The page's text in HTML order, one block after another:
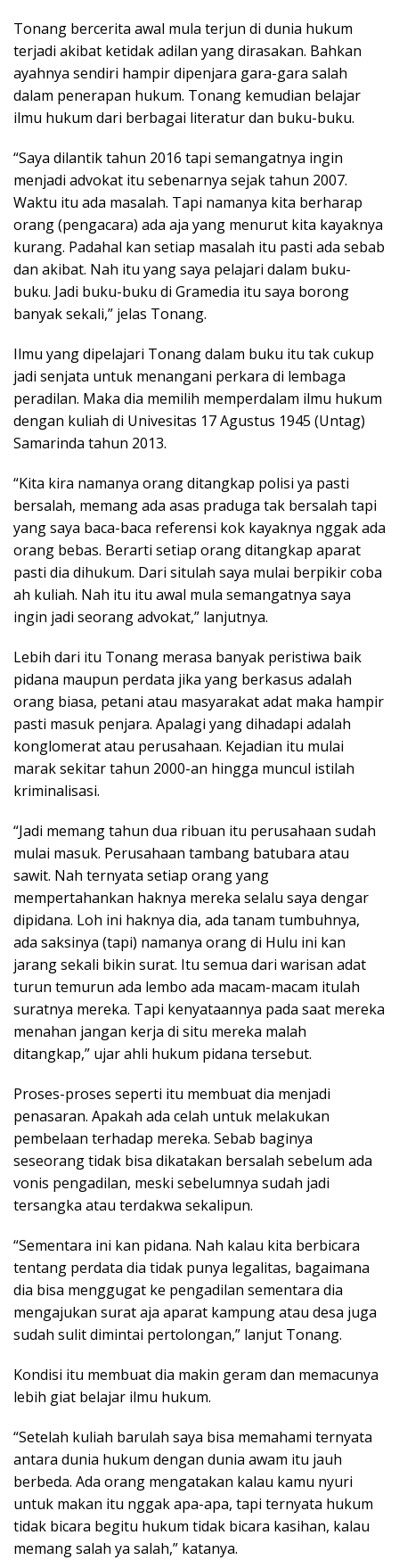
Tonang bercerita awal mula terjun di dunia hukum
terjadi akibat ketidak adilan yang dirasakan. Bahkan
ayahnya sendiri hampir dipenjara gara-gara salah
dalam penerapan hukum. Tonang kemudian belajar
ilmu hukum dari berbagai literatur dan buku-buku.
“Saya dilantik tahun 2016 tapi semangatnya ingin
menjadi advokat itu sebenarnya sejak tahun 2007.
Waktu itu ada masalah. Tapi namanya kita berharap
orang (pengacara) ada aja yang menurut kita kayaknya
kurang. Padahal kan setiap masalah itu pasti ada sebab
dan akibat. Nah itu yang saya pelajari dalam buku-
buku. Jadi buku-buku di Gramedia itu saya borong
banyak sekali,” jelas Tonang.
Ilmu yang dipelajari Tonang dalam buku itu tak cukup
jadi senjata untuk menangani perkara di lembaga
peradilan. Maka dia memilih memperdalam ilmu hukum
dengan kuliah di Univesitas 17 Agustus 1945 (Untag)
Samarinda tahun 2013.
“Kita kira namanya orang ditangkap polisi ya pasti
bersalah, memang ada asas praduga tak bersalah tapi
yang saya baca-baca referensi kok kayaknya nggak ada
orang bebas. Berarti setiap orang ditangkap aparat
pasti dia dihukum. Dari situlah saya mulai berpikir coba
ah kuliah. Nah itu itu awal mula semangatnya saya
ingin jadi seorang advokat,” lanjutnya.
Lebih dari itu Tonang merasa banyak peristiwa baik
pidana maupun perdata jika yang berkasus adalah
orang biasa, petani atau masyarakat adat maka hampir
pasti masuk penjara. Apalagi yang dihadapi adalah
konglomerat atau perusahaan. Kejadian itu mulai
marak sekitar tahun 2000-an hingga muncul istilah
kriminalisasi.
“Jadi memang tahun dua ribuan itu perusahaan sudah
mulai masuk. Perusahaan tambang batubara atau
sawit. Nah ternyata setiap orang yang
mempertahankan haknya mereka selalu saya dengar
dipidana. Loh ini haknya dia, ada tanam tumbuhnya,
ada saksinya (tapi) namanya orang di Hulu ini kan
jarang sekali bikin surat. Itu semua dari warisan adat
turun temurun ada lembo ada macam-macam itulah
suratnya mereka. Tapi kenyataannya pada saat mereka
menahan jangan kerja di situ mereka malah
ditangkap,” ujar ahli hukum pidana tersebut.
Proses-proses seperti itu membuat dia menjadi
penasaran. Apakah ada celah untuk melakukan
pembelaan terhadap mereka. Sebab baginya
seseorang tidak bisa dikatakan bersalah sebelum ada
vonis pengadilan, meski sebelumnya sudah jadi
tersangka atau terdakwa sekalipun.
“Sementara ini kan pidana. Nah kalau kita berbicara
tentang perdata dia tidak punya legalitas, bagaimana
dia bisa menggugat ke pengadilan sementara dia
mengajukan surat aja aparat kampung atau desa juga
sudah sulit dimintai pertolongan,” lanjut Tonang.
Kondisi itu membuat dia makin geram dan memacunya
lebih giat belajar ilmu hukum.
“Setelah kuliah barulah saya bisa memahami ternyata
antara dunia hukum dengan dunia awam itu jauh
berbeda. Ada orang mengatakan kalau kamu nyuri
untuk makan itu nggak apa-apa, tapi ternyata hukum
tidak bicara begitu hukum tidak bicara kasihan, kalau
memang salah ya salah,” katanya.